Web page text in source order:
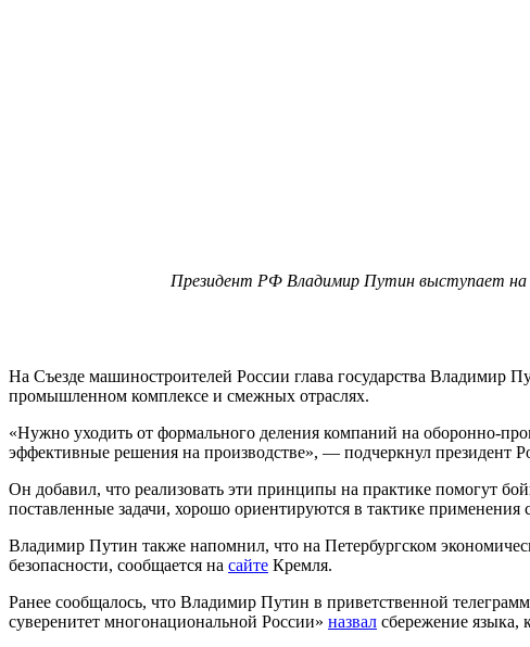
Президент РФ Владимир Путин выступает на
На Съезде машиностроителей России глава государства Владимир
промышленном комплексе и смежных отраслях.
«Нужно уходить от формального деления компаний на оборонно-
эффективные решения на производстве», — подчеркнул президент
Он добавил, что реализовать эти принципы на практике помогут
поставленные задачи, хорошо ориентируются в тактике
Владимир Путин также напомнил, что на Петербургском
безопасности, сообщается на сайте Кремля.
Ранее сообщалось, что Владимир Путин в приветственной
суверенитет многонациональной России» назвал сбережение языка,